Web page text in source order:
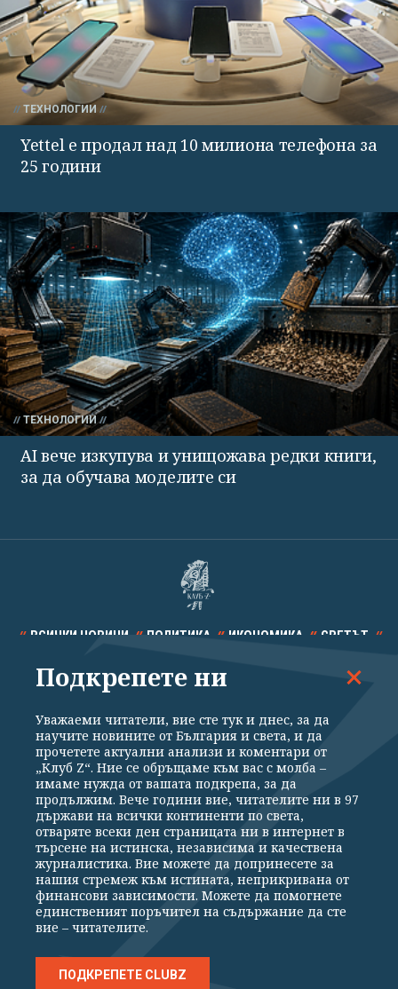
ТЕХНОЛОГИИ
Yettel е продал над 10 милиона телефона за
25 години
ТЕХНОЛОГИИ
AI вече изкупува и унищожава редки книги,
за да обучава моделите си
ВСИЧКИ НОВИНИ ПОЛИТИКА ИКОНОМИКА СВЕТЪТ
СПОРТ КУЛТУРА ТЕХНОЛОГИИ КАЛЕЙДОСКОП
Общи условия
Политика за поверителност
Реклама
Партньори Контакти
За Клуб Z
Екип
Подкрепете ни
Издател на www.clubz.bg е „Клуб Зебра Медия“ ЕООД, София, ул. "Алеко
Константинов" 3. Всички права запазени 2026 „Клуб Зебра Медия“
Препечатването на материали, снимки и видео от www.clubz.bg без
разрешение ще бъде преследвано по съдебен път, съгласно
ОБЩИТЕ УСЛОВИЯ
Подкрепете ни
Уважаеми читатели, вие сте тук и днес, за да
научите новините от България и света, и да
прочетете актуални анализи и коментари от
„Клуб Z“. Ние се обръщаме към вас с молба –
имаме нужда от вашата подкрепа, за да
продължим. Вече години вие, читателите ни в 97
държави на всички континенти по света,
отваряте всеки ден страницата ни в интернет в
търсене на истинска, независима и качествена
журналистика. Вие можете да допринесете за
нашия стремеж към истината, неприкривана от
финансови зависимости. Можете да помогнете
единственият поръчител на съдържание да сте
вие – читателите.
ПОДКРЕПЕТЕ CLUBZ